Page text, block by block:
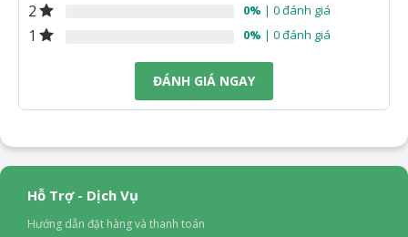
Có remote
Kích thước – Khối lượng:
Ngang 140 cm – Cao 31.9 cm (Không bao gồm phần cánh
quạt) – Sâu 140 cm – Nặng 7 kg
Chiều cao lắp đặt tối đa là 4m. Trên 4m cần khảo sát chiều
cao (không tính phí) và phương án lắp đặt (chi phí thuê giàn
2 0% | 0 đánh giá
1 0% | 0 đánh giá
ĐÁNH GIÁ NGAY
Hỗ Trợ - Dịch Vụ
Hướng dẫn đặt hàng và thanh toán